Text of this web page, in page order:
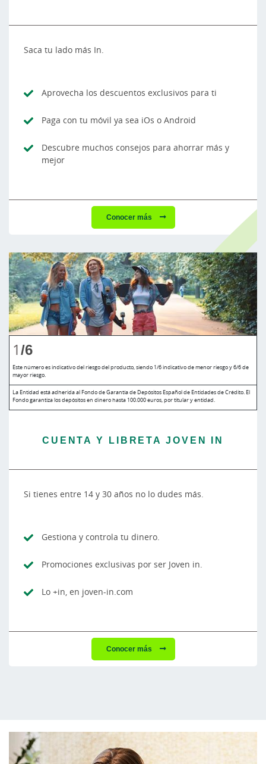
Saca tu lado más In.
Aprovecha los descuentos exclusivos para ti
Paga con tu móvil ya sea iOs o Android
Descubre muchos consejos para ahorrar más y
mejor
Conocer más
1/6
Este número es indicativo del riesgo del producto, siendo 1/6 indicativo de menor riesgo y 6/6 de
mayor riesgo.
La Entidad está adherida al Fondo de Garantía de Depósitos Español de Entidades de Crédito. El
Fondo garantiza los depósitos en dinero hasta 100.000 euros, por titular y entidad.
CUENTA Y LIBRETA JOVEN IN
Si tienes entre 14 y 30 años no lo dudes más.
Gestiona y controla tu dinero.
Promociones exclusivas por ser Joven in.
Lo +in, en joven-in.com
Conocer más